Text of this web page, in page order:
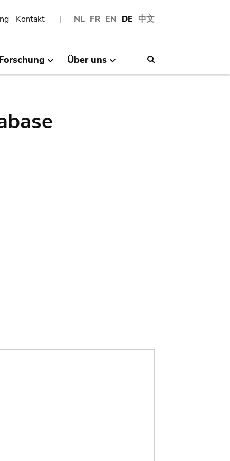
NL FR EN DE 中文
Kontakt
Über uns